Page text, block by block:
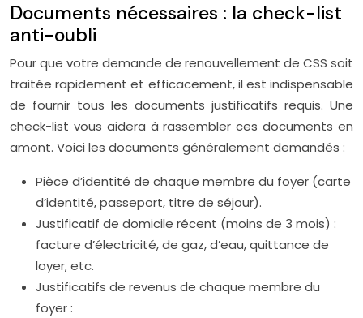
Documents nécessaires : la check-list
anti-oubli
Pour que votre demande de renouvellement de CSS soit
traitée rapidement et efficacement, il est indispensable
de fournir tous les documents justificatifs requis. Une
check-list vous aidera à rassembler ces documents en
amont. Voici les documents généralement demandés :
Pièce d’identité de chaque membre du foyer (carte
d’identité, passeport, titre de séjour).
Justificatif de domicile récent (moins de 3 mois) :
facture d’électricité, de gaz, d’eau, quittance de
loyer, etc.
Justificatifs de revenus de chaque membre du
foyer :